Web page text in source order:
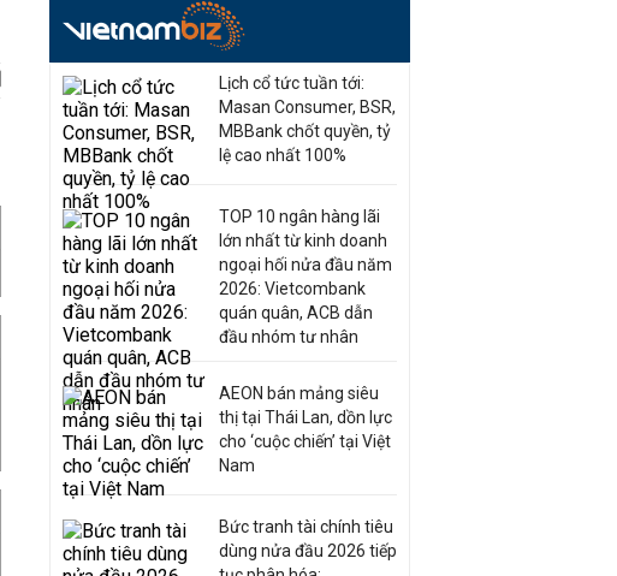
Lịch cổ tức tuần tới:
Masan Consumer, BSR,
MBBank chốt quyền, tỷ
lệ cao nhất 100%
TOP 10 ngân hàng lãi
lớn nhất từ kinh doanh
ngoại hối nửa đầu năm
2026: Vietcombank
quán quân, ACB dẫn
đầu nhóm tư nhân
AEON bán mảng siêu
thị tại Thái Lan, dồn lực
cho ‘cuộc chiến’ tại Việt
Nam
Bức tranh tài chính tiêu
dùng nửa đầu 2026 tiếp